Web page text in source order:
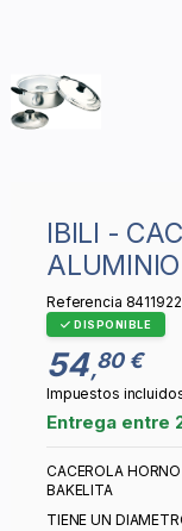
IBILI - CACEROLA HORNO
Referencia
DISPONIBLE
54 ,80 €
Impuestos
Entrega entre
CACEROLA
BAKELITA
TIENE UN